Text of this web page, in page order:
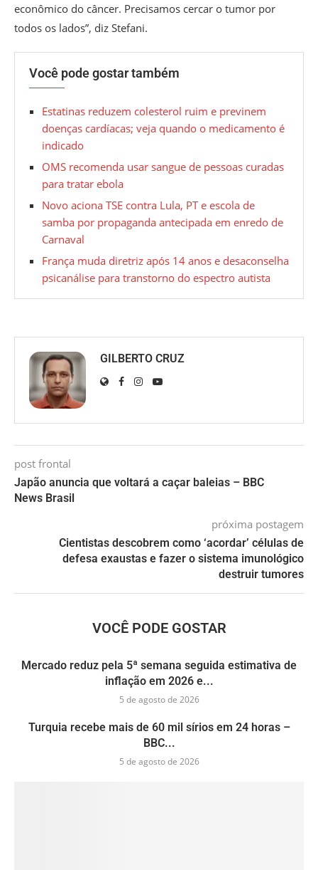
econômico do câncer. Precisamos cercar o tumor por
todos os lados”, diz Stefani.
Você pode gostar também
Estatinas reduzem colesterol ruim e previnem
doenças cardíacas; veja quando o medicamento é
indicado
OMS recomenda usar sangue de pessoas curadas
para tratar ebola
Novo aciona TSE contra Lula, PT e escola de
samba por propaganda antecipada em enredo de
Carnaval
França muda diretriz após 14 anos e desaconselha
psicanálise para transtorno do espectro autista
GILBERTO CRUZ
post frontal
Japão anuncia que voltará a caçar baleias – BBC
News Brasil
próxima postagem
Cientistas descobrem como ‘acordar’ células de
defesa exaustas e fazer o sistema imunológico
destruir tumores
VOCÊ PODE GOSTAR
Mercado reduz pela 5ª semana seguida estimativa de
inflação em 2026 e...
5 de agosto de 2026
Turquia recebe mais de 60 mil sírios em 24 horas –
BBC...
5 de agosto de 2026